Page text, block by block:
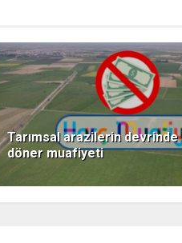
Tarımsal arazilerin devrinde
döner muafiyeti